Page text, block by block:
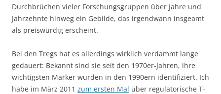
Durchbrüchen vieler Forschungsgruppen über Jahre und
Jahrzehnte hinweg ein Gebilde, das irgendwann insgeamt
als preiswürdig erscheint.
Bei den Tregs hat es allerdings wirklich verdammt lange
gedauert: Bekannt sind sie seit den 1970er-Jahren, ihre
wichtigsten Marker wurden in den 1990ern identifiziert. Ich
habe im März 2011 zum ersten Mal über regulatorische T-